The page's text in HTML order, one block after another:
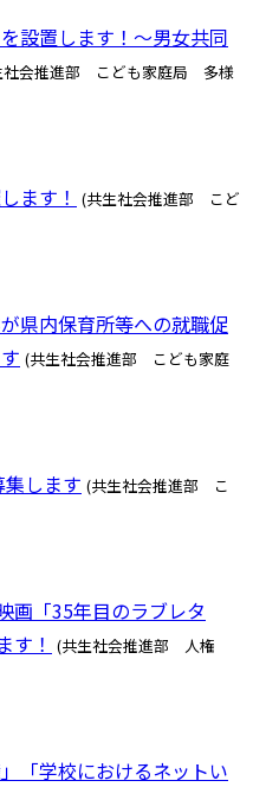
設置します！～男女共同
社会推進部 こども家庭局 多様
ます！ (共生社会推進部 こど
県内保育所等への就職促
(共生社会推進部 こども家庭
します (共生社会推進部 こ
「35年目のラブレタ
す！ (共生社会推進部 人権
「学校におけるネットい